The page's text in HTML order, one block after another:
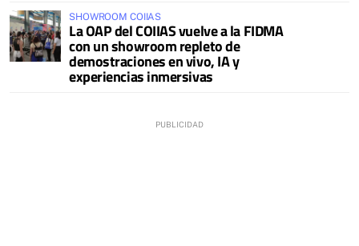
SHOWROOM COIIAS
La OAP del COIIAS vuelve a la FIDMA
con un showroom repleto de
demostraciones en vivo, IA y
experiencias inmersivas